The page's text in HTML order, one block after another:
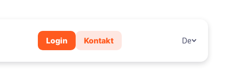
Login Kontakt De